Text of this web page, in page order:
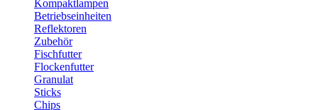
Kompaktlampen
Betriebseinheiten
Reflektoren
Zubehör
Fischfutter
Flockenfutter
Granulat
Sticks
Chips